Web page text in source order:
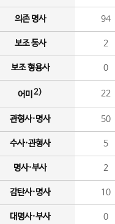
의존 명사 94
보조 동사 2
보조 형용사 0
어미 2) 22
관형사·명사 50
수사·관형사 5
명사·부사 2
감탄사·명사 10
대명사·부사 0